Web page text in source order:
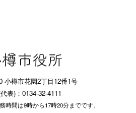
小樽市花園2丁目12番1号
表)：0134-32-4111
時間は9時から17時20分までです。